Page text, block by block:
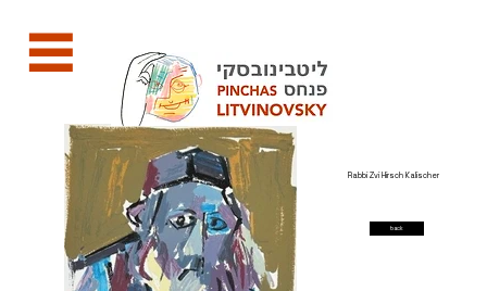
Rabbi Zvi Hirsch Kalischer
back